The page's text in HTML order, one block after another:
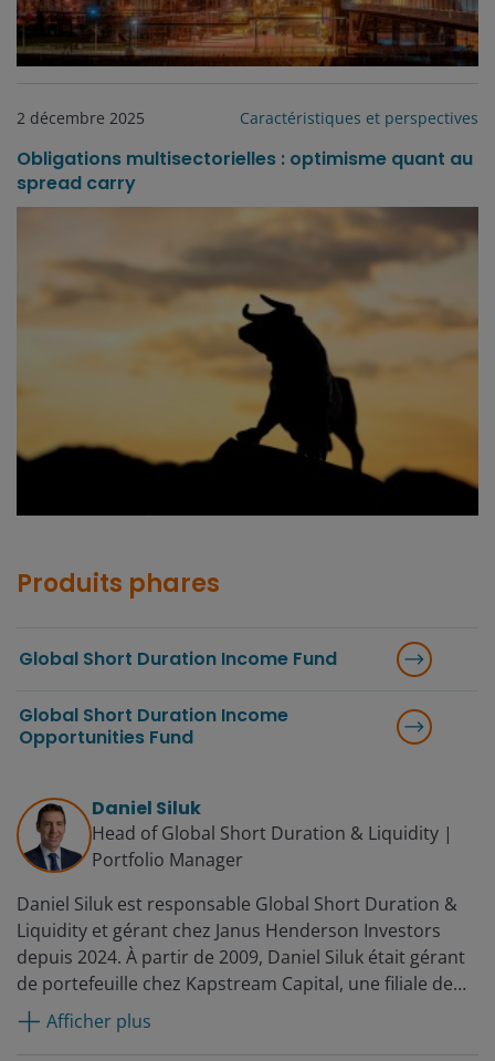
2 décembre 2025 Caractéristiques et perspectives
Obligations multisectorielles : optimisme quant au
spread carry
Produits phares
Global Short Duration Income Fund
Global Short Duration Income
Opportunities Fund
Daniel Siluk
Head of Global Short Duration & Liquidity |
Portfolio Manager
Daniel Siluk est responsable Global Short Duration &
Liquidity et gérant chez Janus Henderson Investors
depuis 2024. À partir de 2009, Daniel Siluk était gérant
de portefeuille chez Kapstream Capital, une filiale de
Janus Henderson Investors, rachetée en 2015. Avant
cela, il était responsable de l'analyse des
Afficher plus